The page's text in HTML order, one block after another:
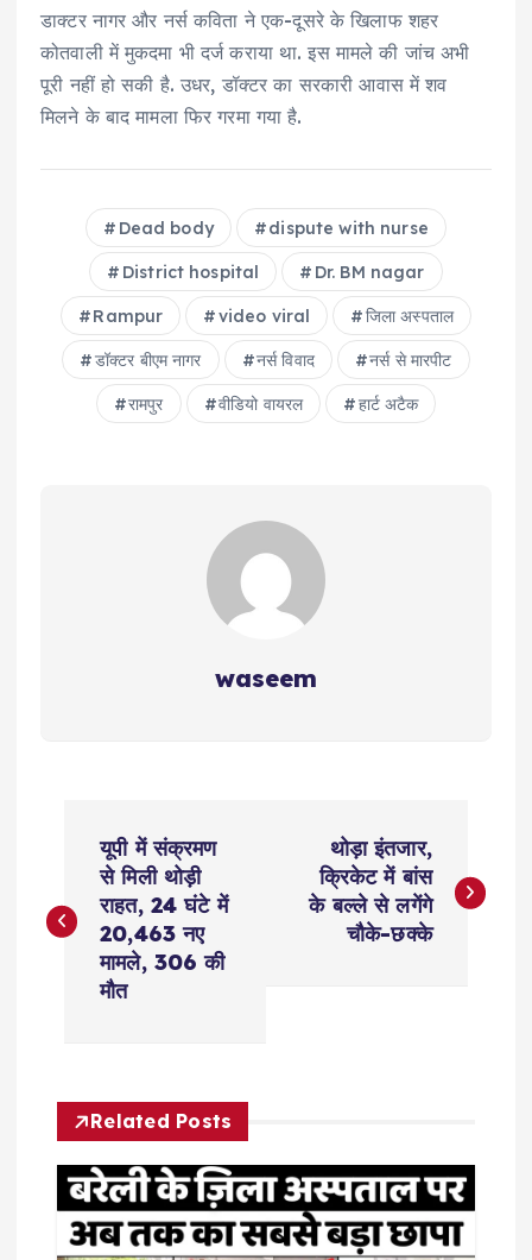
डाक्टर नागर और नर्स कविता ने एक-दूसरे के खिलाफ शहर
कोतवाली में मुकदमा भी दर्ज कराया था. इस मामले की जांच अभी
पूरी नहीं हो सकी है. उधर, डॉक्टर का सरकारी आवास में शव
मिलने के बाद मामला फिर गरमा गया है.
Dead body dispute with nurse
District hospital Dr. BM nagar
Rampur video viral जिला अस्पताल
डॉक्टर बीएम नागर नर्स विवाद नर्स से मारपीट
रामपुर वीडियो वायरल हार्ट अटैक
waseem
s
a
v
यूपी में संक्रमण
से मिली थोड़ी
राहत, 24 घंटे में
20,463 नए
मामले, 306 की
मौत
थोड़ा इंतजार,
क्रिकेट में बांस
के बल्ले से लगेंगे
चौके-छक्के
Related Posts